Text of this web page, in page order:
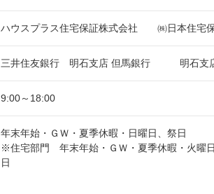
ハウスプラス住宅保証株式会社 ㈱日本住宅
三井住友銀行 明石支店 但馬銀行 明石支
9:00～18:00
年末年始・ＧＷ・夏季休暇・日曜日、祭日
※住宅部門 年末年始・ＧＷ・夏季休暇・火曜